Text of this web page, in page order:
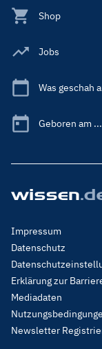
Shop
Jobs
Was geschah
Geboren am ...
Footer
Menu
Legal
Impressum
Datenschutz
Erklärung zur
Mediadaten
Newsletter